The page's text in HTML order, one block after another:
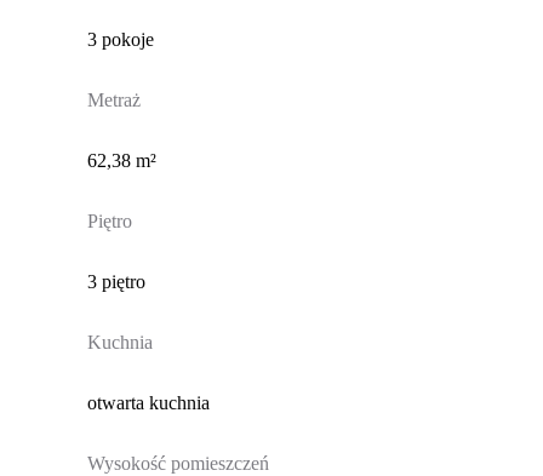
3 pokoje
Metraż
62,38 m²
Piętro
3 piętro
Kuchnia
otwarta kuchnia
Wysokość pomieszczeń